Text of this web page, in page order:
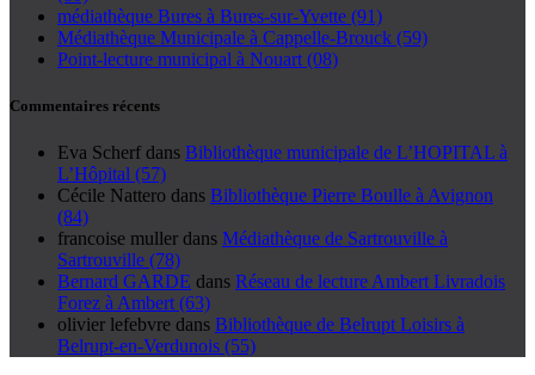
médiathèque Bures à Bures-sur-Yvette (91)
Médiathèque Municipale à Cappelle-Brouck (59)
Point-lecture municipal à Nouart (08)
Commentaires récents
Eva Scherf dans Bibliothèque municipale de L’HOPITAL à
L’Hôpital (57)
Cécile Nattero dans Bibliothèque Pierre Boulle à Avignon
(84)
francoise muller dans Médiathèque de Sartrouville à
Sartrouville (78)
Bernard GARDE dans Réseau de lecture Ambert Livradois
Forez à Ambert (63)
olivier lefebvre dans Bibliothèque de Belrupt Loisirs à
Belrupt-en-Verdunois (55)